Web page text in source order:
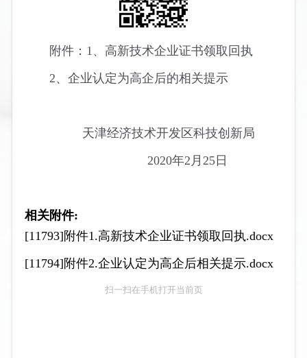
附件：1、高新技术企业证书领取回执
2、企业认定为高企后的相关提示
天津经济技术开发区科技创新局
2020年2月25日
相关附件:
[11793]附件1.高新技术企业证书领取回执.docx
[11794]附件2.企业认定为高企后相关提示.docx
扫一扫在手机打开当前页